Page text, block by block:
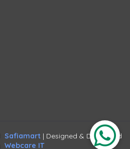
Safiamart | Designed & Developed
Webcare IT